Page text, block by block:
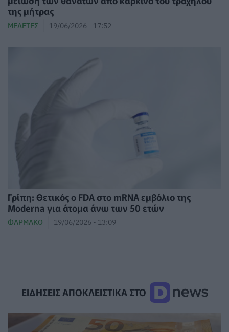
της μήτρας
ΜΕΛΈΤΕΣ 19/06/2026 - 17:52
Γρίπη: Θετικός ο FDA στο mRNA εμβόλιο της
Moderna για άτομα άνω των 50 ετών
ΦΆΡΜΑΚΟ 19/06/2026 - 13:09
ΕΙΔΗΣΕΙΣ ΑΠΟΚΛΕΙΣΤΙΚΑ ΣΤΟ